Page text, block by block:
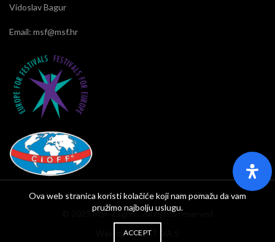
Vidoslav Bagur
Email: msf@msf.hr
© 2025 MSF Zagreb. All rights reserved
Web by:KREATIVA 5
Ova web stranica koristi kolačiće koji nam pomažu da vam
pružimo najbolju uslugu.
ACCEPT